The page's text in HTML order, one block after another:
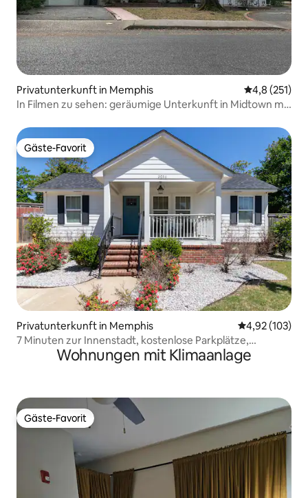
Privatunterkunft in Memphis
4,8 (251)
In Filmen zu sehen: geräumige Unterkunft in Midtown mit
Gäste-Favorit
Gäste-Favorit
Privatunterkunft in Memphis
4,92 (103)
7 Minuten zur Innenstadt, kostenlose Parkplätze,
eingezäunter Hof, Haustier
Wohnungen mit Klimaanlage
Gäste-Favorit
Gäste-Favorit